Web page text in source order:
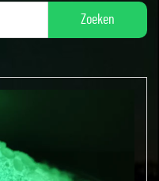
Zoeken